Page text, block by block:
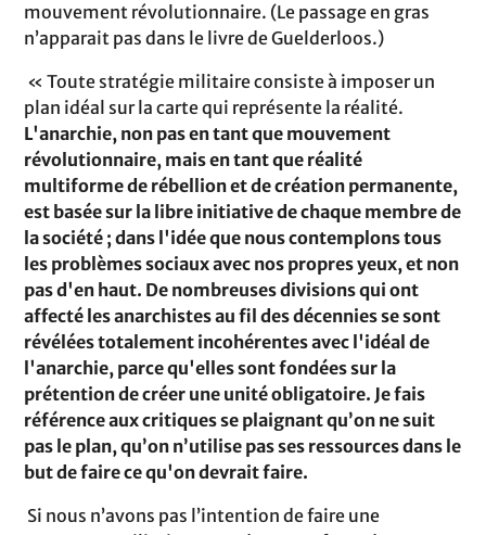
mouvement révolutionnaire. (Le passage en gras
n’apparait pas dans le livre de Guelderloos.)
« Toute stratégie militaire consiste à imposer un
plan idéal sur la carte qui représente la réalité.
L'anarchie, non pas en tant que mouvement
révolutionnaire, mais en tant que réalité
multiforme de rébellion et de création permanente,
est basée sur la libre initiative de chaque membre de
la société ; dans l'idée que nous contemplons tous
les problèmes sociaux avec nos propres yeux, et non
pas d'en haut. De nombreuses divisions qui ont
affecté les anarchistes au fil des décennies se sont
révélées totalement incohérentes avec l'idéal de
l'anarchie, parce qu'elles sont fondées sur la
prétention de créer une unité obligatoire. Je fais
référence aux critiques se plaignant qu’on ne suit
pas le plan, qu’on n’utilise pas ses ressources dans le
but de faire ce qu'on devrait faire.
Si nous n’avons pas l’intention de faire une